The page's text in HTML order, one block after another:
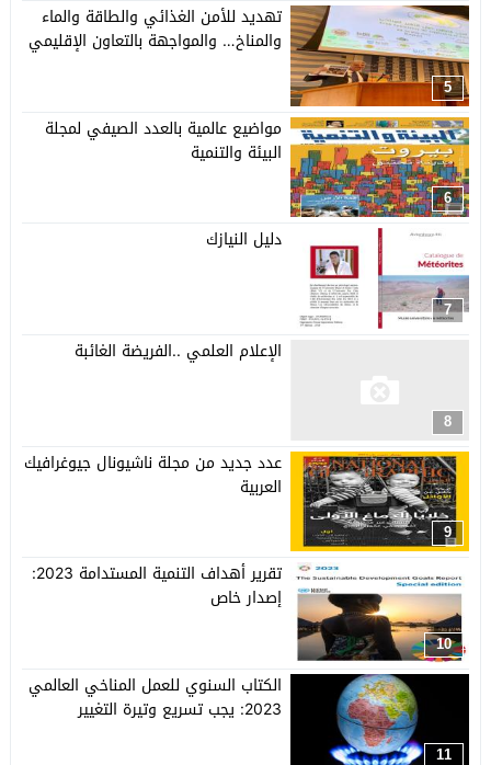
5
تهديد للأمن الغذائي والطاقة والماء
والمناخ… والمواجهة بالتعاون الإقليمي
6
مواضيع عالمية بالعدد الصيفي لمجلة
البيئة والتنمية
7
دليل النيازك
8
الإعلام العلمي ..الفريضة الغائبة
9
عدد جديد من مجلة ناشيونال جيوغرافيك
العربية
10
تقرير أهداف التنمية المستدامة 2023:
إصدار خاص
11
الكتاب السنوي للعمل المناخي العالمي
2023: يجب تسريع وتيرة التغيير